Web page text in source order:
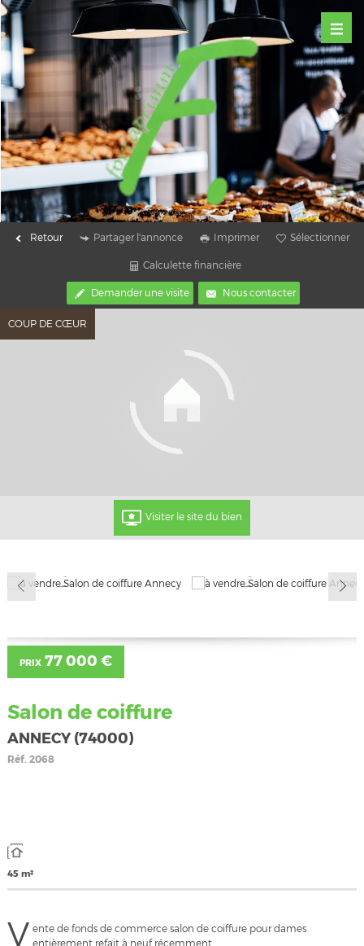
Retour Partager l'annonce Imprimer Sélectionner
Calculette financière
Demander une visite Nous contacter
COUP DE CŒUR
Visiter le site du bien
PRIX77 000 €
Salon de coiffure
ANNECY (74000)
Réf.2068
45 m²
V ente de fonds de commerce salon de coiffure pour dames
entièrement refait à neuf récemment.